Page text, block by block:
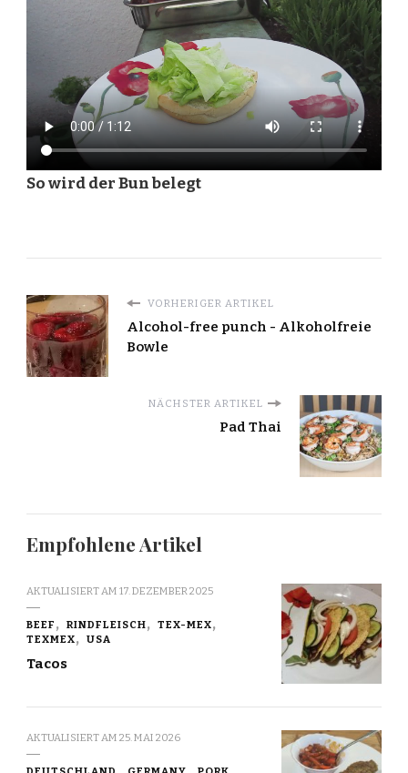
So wird der Bun belegt
VORHERIGER ARTIKEL
Alcohol-free punch - Alkoholfreie
Bowle
NÄCHSTER ARTIKEL
Pad Thai
Empfohlene Artikel
AKTUALISIERT AM 17. DEZEMBER 2025
BEEF RINDFLEISCH
TEX-MEX
TEXMEX
USA
Tacos
AKTUALISIERT AM 25. MAI 2026